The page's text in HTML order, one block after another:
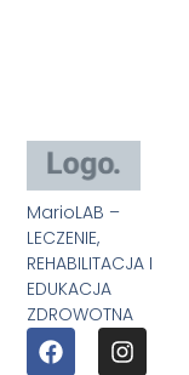
MarioLAB –
LECZENIE,
REHABILITACJA I
EDUKACJA
ZDROWOTNA